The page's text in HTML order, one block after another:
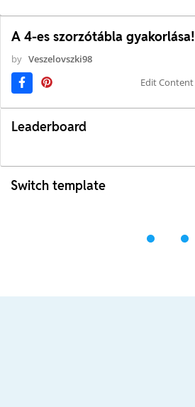
A 4-es szorzótábla gyakorlása!
by Veszelovszki98
Edit Content
Leaderboard
Switch template